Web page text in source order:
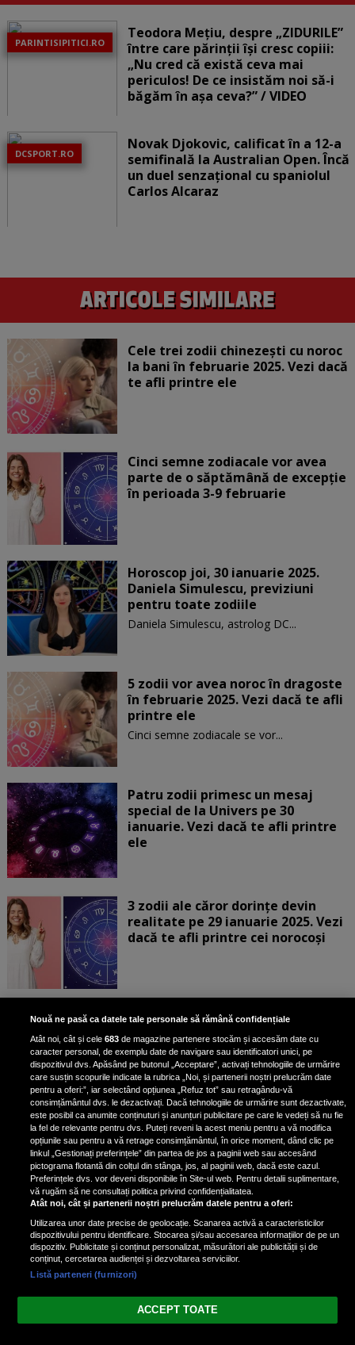
PARINTISIPITICI.RO
Teodora Mețiu, despre „ZIDURILE”
între care părinții își cresc copiii:
„Nu cred că există ceva mai
periculos! De ce insistăm noi să-i
băgăm în așa ceva?” / VIDEO
DCSPORT.RO
Novak Djokovic, calificat în a 12-a
semifinală la Australian Open. Încă
un duel senzațional cu spaniolul
Carlos Alcaraz
Cele trei zodii chinezești cu noroc
la bani în februarie 2025. Vezi dacă
te afli printre ele
Cinci semne zodiacale vor avea
parte de o săptămână de excepție
în perioada 3-9 februarie
Horoscop joi, 30 ianuarie 2025.
Daniela Simulescu, previziuni
pentru toate zodiile
Daniela Simulescu, astrolog DC...
5 zodii vor avea noroc în dragoste
în februarie 2025. Vezi dacă te afli
printre ele
Cinci semne zodiacale se vor...
Patru zodii primesc un mesaj
special de la Univers pe 30
ianuarie. Vezi dacă te afli printre
ele
3 zodii ale căror dorințe devin
realitate pe 29 ianuarie 2025. Vezi
dacă te afli printre cei norocoși
Horoscop marți, 28 ianuarie 2025.
Daniela Simulescu, previziuni
pentru toate zodiile
Daniela Simulescu, astrolog DC...
4 zodii primesc un semn puternic
din partea Universului pe 28
ianuarie 2025. Vezi dacă te afli
printre ele
Nouă ne pasă ca datele tale personale să rămână confidențiale
Atât noi, cât și cele683 de magazine partenere stocăm și accesăm date cu
caracter personal, de exemplu date de navigare sau identificatori unici, pe
dispozitivul dvs. Apăsând pe butonul „Acceptare”, activați tehnologiile de urmărire
care susțin scopurile indicate la rubrica „Noi, și partenerii noștri prelucrăm date
pentru a oferi:”, iar selectând opțiunea „Refuz tot” sau retragându-vă
consimțământul dvs. le dezactivați. Dacă tehnologiile de urmărire sunt dezactivate,
este posibil ca anumite conținuturi și anunțuri publicitare pe care le vedeți să nu fie
la fel de relevante pentru dvs. Puteți reveni la acest meniu pentru a vă modifica
opțiunile sau pentru a vă retrage consimțământul, în orice moment, dând clic pe
linkul „Gestionați preferințele” din partea de jos a paginii web sau accesând
pictograma flotantă din colțul din stânga, jos, al paginii web, dacă este cazul.
Preferințele dvs. vor deveni disponibile în Site-ul web. Pentru detalii suplimentare,
vă rugăm să ne consultați politica privind confidențialitatea.
Atât noi, cât și partenerii noștri prelucrăm datele pentru a oferi:
Utilizarea unor date precise de geolocație. Scanarea activă a caracteristicilor
dispozitivului pentru identificare. Stocarea și/sau accesarea informațiilor de pe un
dispozitiv. Publicitate și conținut personalizat, măsurători ale publicității și de
conținut, cercetarea audienței și dezvoltarea serviciilor.
Listă parteneri (furnizori)
ACCEPT TOATE